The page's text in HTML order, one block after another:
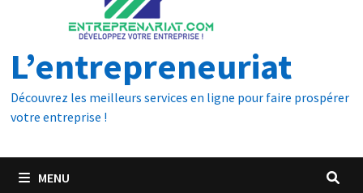
L’entrepreneuriat
Découvrez les meilleurs services en ligne pour faire prospérer
votre entreprise !
MENU